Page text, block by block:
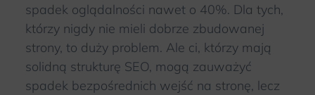
spadek oglądalności nawet o 40%. Dla tych,
którzy nigdy nie mieli dobrze zbudowanej
strony, to duży problem. Ale ci, którzy mają
solidną strukturę SEO, mogą zauważyć
spadek bezpośrednich wejść na stronę, lecz